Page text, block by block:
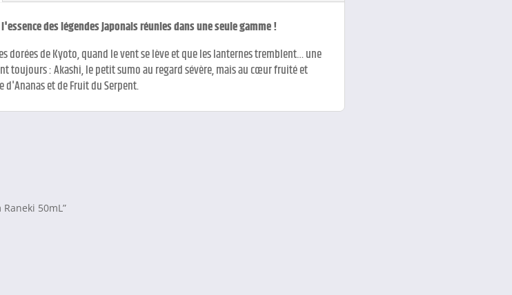
des légendes japonais réunies dans une seule gamme !
dorées de Kyoto, quand le vent se lève et que les lanternes tremblent… une
toujours : Akashi, le petit sumo au regard sévère, mais au cœur fruité et
d'Ananas et de Fruit du Serpent.
50mL”